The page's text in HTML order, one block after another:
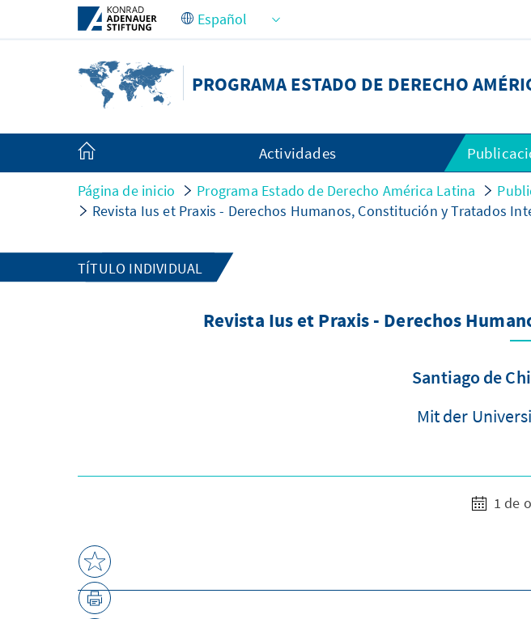
Saltar al contenido principal
PROGRAMA ESTADO DE DERECHO
Actividades
Página de inicio Programa Estado de Derecho América Latina
Revista Ius et Praxis - Derechos Humanos, Constitución y Tratados
TÍTULO INDIVIDUAL
Revista Ius et Praxis - Derechos
Santiago de
Mit der
1 de